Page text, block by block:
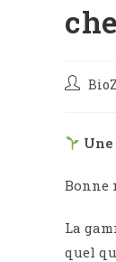
Auteur/
Bonne
La
quel